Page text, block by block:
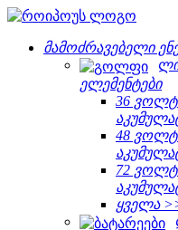
მამოძრავებელი
ელემენტები
36
48
72
ყველა